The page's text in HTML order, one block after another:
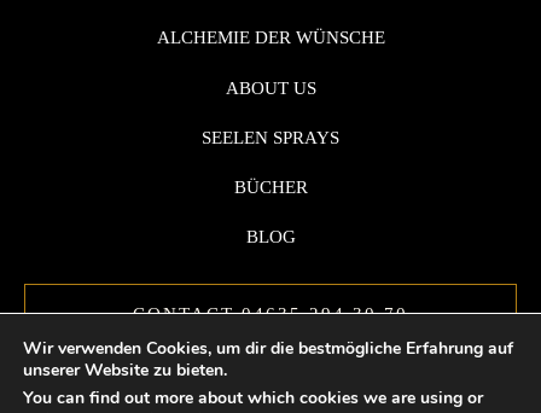
ALCHEMIE DER WÜNSCHE
ABOUT US
SEELEN SPRAYS
BÜCHER
BLOG
CONTACT 04635 294 30 70
Wir verwenden Cookies, um dir die bestmögliche Erfahrung auf
unserer Website zu bieten.
You can find out more about which cookies we are using or